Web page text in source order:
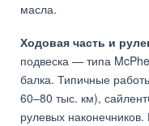
масла.
Ходовая часть и
подвеска — типа
балка. Типичные
60–80 тыс. км),
рулевых